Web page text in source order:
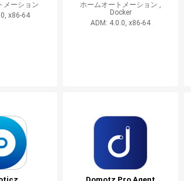
メーション
x86-64
ホームオートメーション ,
Docker
ADM: 4.0.0, x86-64